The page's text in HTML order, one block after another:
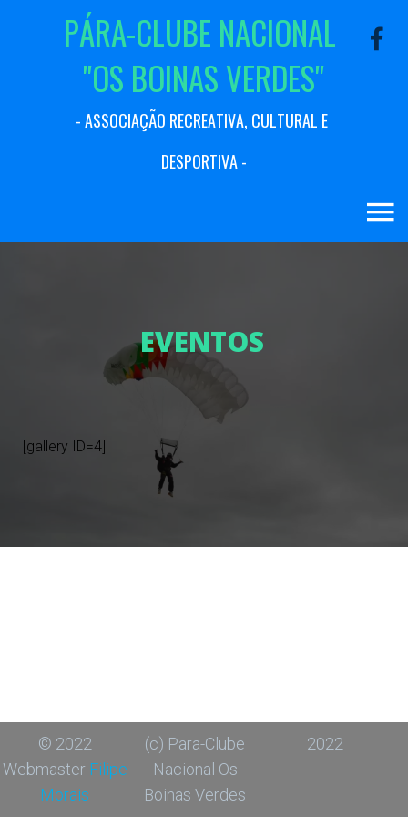
PÁRA-CLUBE NACIONAL
"OS BOINASVERDES"
- ASSOCIAÇÃO RECREATIVA, CULTURAL E
DESPORTIVA-
EVENTOS
[gallery ID=4]
© 2022
Webmaster Filipe
Morais
(c) Para-Clube
Nacional Os
Boinas Verdes
2022